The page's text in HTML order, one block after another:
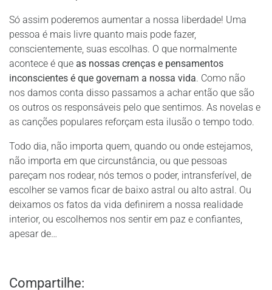
Só assim poderemos aumentar a nossa liberdade! Uma
pessoa é mais livre quanto mais pode fazer,
conscientemente, suas escolhas. O que normalmente
acontece é que as nossas crenças e pensamentos
inconscientes é que governam a nossa vida. Como não
nos damos conta disso passamos a achar então que são
os outros os responsáveis pelo que sentimos. As novelas e
as canções populares reforçam esta ilusão o tempo todo.
Todo dia, não importa quem, quando ou onde estejamos,
não importa em que circunstância, ou que pessoas
pareçam nos rodear, nós temos o poder, intransferível, de
escolher se vamos ficar de baixo astral ou alto astral. Ou
deixamos os fatos da vida definirem a nossa realidade
interior, ou escolhemos nos sentir em paz e confiantes,
apesar de…
Compartilhe: